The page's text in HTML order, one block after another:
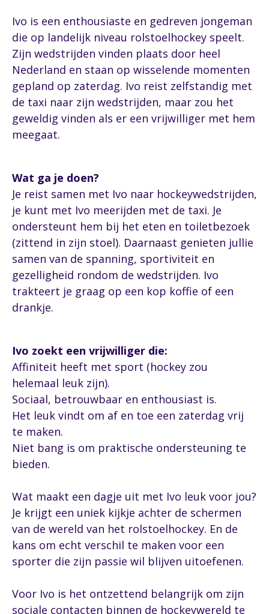
Ivo is een enthousiaste en gedreven jongeman
die op landelijk niveau rolstoelhockey speelt.
Zijn wedstrijden vinden plaats door heel
Nederland en staan op wisselende momenten
gepland op zaterdag. Ivo reist zelfstandig met
de taxi naar zijn wedstrijden, maar zou het
geweldig vinden als er een vrijwilliger met hem
meegaat.
Wat ga je doen?
Je reist samen met Ivo naar hockeywedstrijden,
je kunt met Ivo meerijden met de taxi. Je
ondersteunt hem bij het eten en toiletbezoek
(zittend in zijn stoel). Daarnaast genieten jullie
samen van de spanning, sportiviteit en
gezelligheid rondom de wedstrijden. Ivo
trakteert je graag op een kop koffie of een
drankje.
Ivo zoekt een vrijwilliger die:
Affiniteit heeft met sport (hockey zou
helemaal leuk zijn).
Sociaal, betrouwbaar en enthousiast is.
Het leuk vindt om af en toe een zaterdag vrij
te maken.
Niet bang is om praktische ondersteuning te
bieden.
Wat maakt een dagje uit met Ivo leuk voor jou?
Je krijgt een uniek kijkje achter de schermen
van de wereld van het rolstoelhockey. En de
kans om echt verschil te maken voor een
sporter die zijn passie wil blijven uitoefenen.
Voor Ivo is het ontzettend belangrijk om zijn
sociale contacten binnen de hockeywereld te